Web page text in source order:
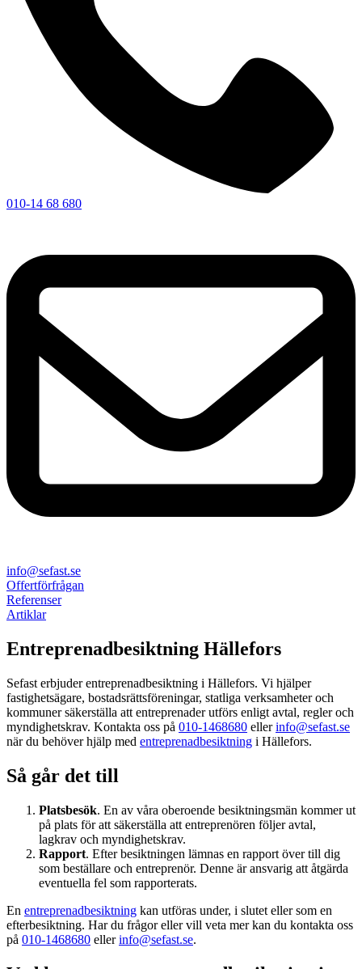
010-14 68 680
info@sefast.se
Offertförfrågan
Referenser
Artiklar
Entreprenadbesiktning Hällefors
Sefast erbjuder entreprenadbesiktning i Hällefors. Vi hjälper
fastighetsägare, bostadsrättsföreningar, statliga verksamheter och
kommuner säkerställa att entreprenader utförs enligt avtal, regler och
myndighetskrav. Kontakta oss på 010-1468680 ellerinfo@sefast.se
när du behöver hjälp med entreprenadbesiktning i Hällefors.
Så går det till
Platsbesök. En av våra oberoende besiktningsmän kommer ut
på plats för att säkerställa att entreprenören följer avtal,
lagkrav och myndighetskrav.
Rapport. Efter besiktningen lämnas en rapport över till dig
som beställare och entreprenör. Denne är ansvarig att åtgärda
eventuella fel som rapporterats.
En entreprenadbesiktning kan utföras under, i slutet eller som en
efterbesiktning. Har du frågor eller vill veta mer kan du kontakta oss
på 010-1468680 ellerinfo@sefast.se.